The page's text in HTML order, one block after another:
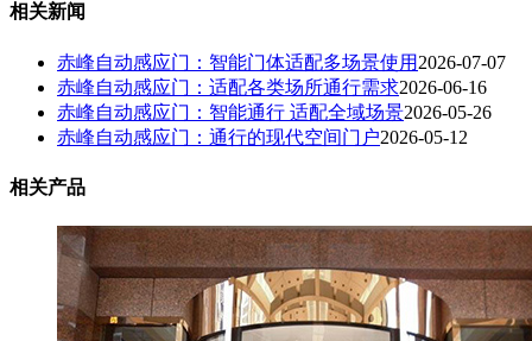
相关新闻
赤峰自动感应门：智能门体适配多场景使用 2026-07-07
赤峰自动感应门：适配各类场所通行需求2026-06-16
赤峰自动感应门：智能通行 适配全域场景2026-05-26
赤峰自动感应门：通行的现代空间门户2026-05-12
相关产品